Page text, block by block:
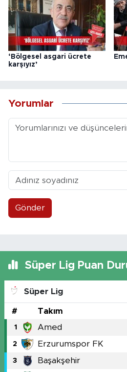
‘Bölgesel asgari ücrete
karşıyız’
Yorumlar
Gönder
Süper Lig Puan
Süper Lig
# Takım
1 Amed
2 Erzurumspor FK
3 Başakşehir